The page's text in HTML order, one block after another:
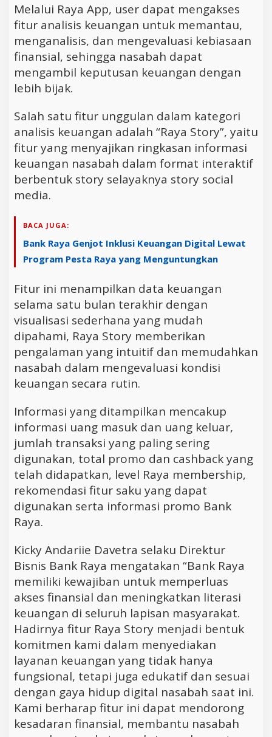
Melalui Raya App, user dapat mengakses
fitur analisis keuangan untuk memantau,
menganalisis, dan mengevaluasi kebiasaan
finansial, sehingga nasabah dapat
mengambil keputusan keuangan dengan
lebih bijak.
Salah satu fitur unggulan dalam kategori
analisis keuangan adalah “Raya Story”, yaitu
fitur yang menyajikan ringkasan informasi
keuangan nasabah dalam format interaktif
berbentuk story selayaknya story social
media.
BACA JUGA:
Bank Raya Genjot Inklusi Keuangan Digital Lewat
Program Pesta Raya yang Menguntungkan
Fitur ini menampilkan data keuangan
selama satu bulan terakhir dengan
visualisasi sederhana yang mudah
dipahami, Raya Story memberikan
pengalaman yang intuitif dan memudahkan
nasabah dalam mengevaluasi kondisi
keuangan secara rutin.
Informasi yang ditampilkan mencakup
informasi uang masuk dan uang keluar,
jumlah transaksi yang paling sering
digunakan, total promo dan cashback yang
telah didapatkan, level Raya membership,
rekomendasi fitur saku yang dapat
digunakan serta informasi promo Bank
Raya.
Kicky Andariie Davetra selaku Direktur
Bisnis Bank Raya mengatakan “Bank Raya
memiliki kewajiban untuk memperluas
akses finansial dan meningkatkan literasi
keuangan di seluruh lapisan masyarakat.
Hadirnya fitur Raya Story menjadi bentuk
komitmen kami dalam menyediakan
layanan keuangan yang tidak hanya
fungsional, tetapi juga edukatif dan sesuai
dengan gaya hidup digital nasabah saat ini.
Kami berharap fitur ini dapat mendorong
kesadaran finansial, membantu nasabah